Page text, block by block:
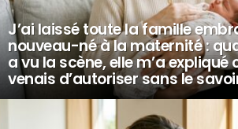
J’ai laissé toute la famille
nouveau-né à la maternité :
a vu la scène, elle m’a expliqué
venais d’autoriser sans le